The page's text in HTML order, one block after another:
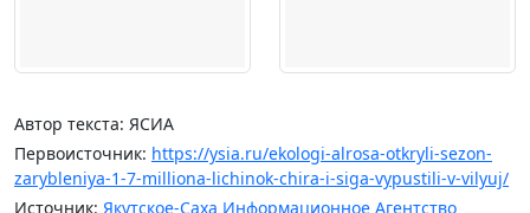
Автор текста: ЯСИА
Первоисточник: https://ysia.ru/ekologi-alrosa-otkryli-sezon-
zarybleniya-1-7-milliona-lichinok-chira-i-siga-vypustili-v-vilyuj/
Источник: Якутское-Саха Информационное Агентство